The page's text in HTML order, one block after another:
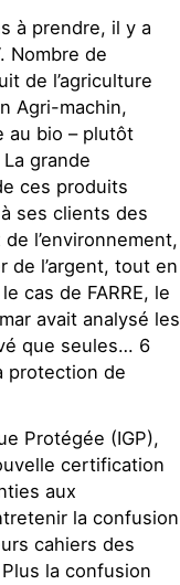
à prendre, il y a
. Nombre de
de l’agriculture
Agri-machin,
au bio – plutôt
grande
ces produits
ses clients des
l’environnement,
de l’argent, tout en
cas de FARRE, le
avait analysé les
que seules… 6
protection de
Protégée (IGP),
certification
aux
la confusion
cahiers des
la confusion